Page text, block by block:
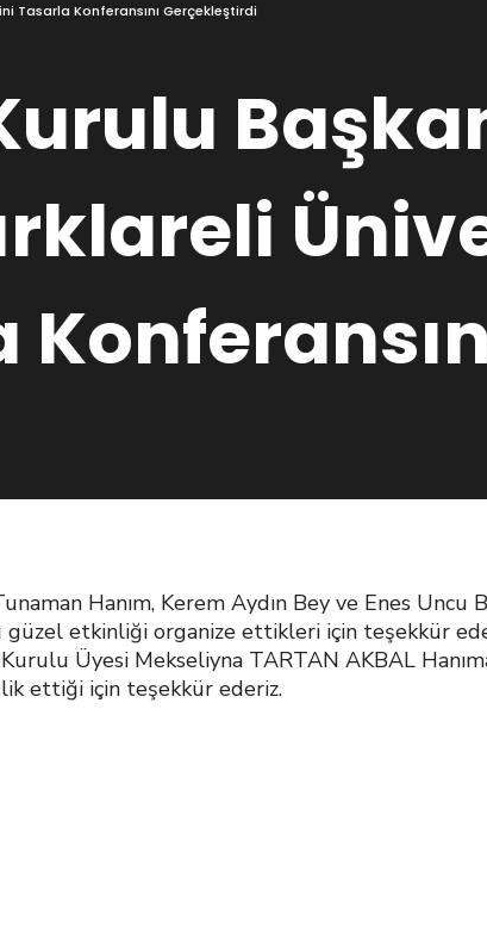
Tasarla Konferansını Gerçekleştirdi
Hanım, Kerem Aydın Bey ve Enes
etkinliği organize ettikleri için teşekkür
Üyesi Mekseliyna TARTAN AKBAL
ettiği için teşekkür ederiz.